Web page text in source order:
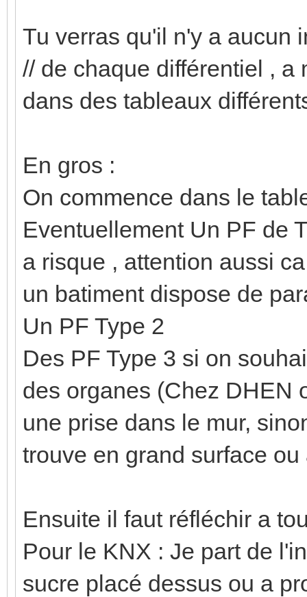
Tu verras qu'il n'y a aucun
// de chaque différentiel ,
dans des tableaux
En gros :
On commence dans le
Eventuellement Un PF de
a risque , attention aussi
un batiment dispose de
Un PF Type 2
Des PF Type 3 si on
des organes (Chez DHEN
une prise dans le mur,
trouve en grand surface ou
Ensuite il faut réfléchir a
Pour le KNX : Je part de
sucre placé dessus ou a